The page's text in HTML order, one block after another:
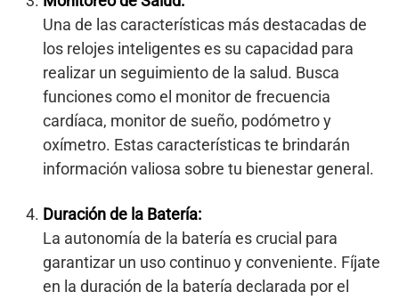
Una de las características más destacadas de
los relojes inteligentes es su capacidad para
realizar un seguimiento de la salud. Busca
funciones como el monitor de frecuencia
cardíaca, monitor de sueño, podómetro y
oxímetro. Estas características te brindarán
información valiosa sobre tu bienestar general.
Duración de la Batería:
La autonomía de la batería es crucial para
garantizar un uso continuo y conveniente. Fíjate
en la duración de la batería declarada por el